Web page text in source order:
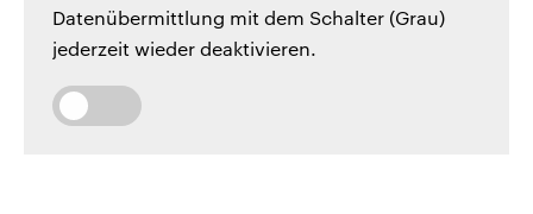
Datenübermittlung mit dem Schalter (Grau)
jederzeit wieder deaktivieren.